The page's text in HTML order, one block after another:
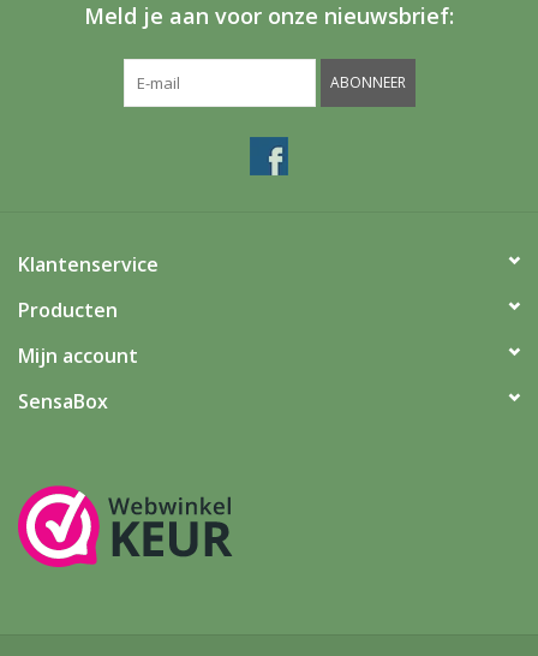
Meld je aan voor onze nieuwsbrief:
ABONNEER
Klantenservice
Producten
Mijn account
SensaBox